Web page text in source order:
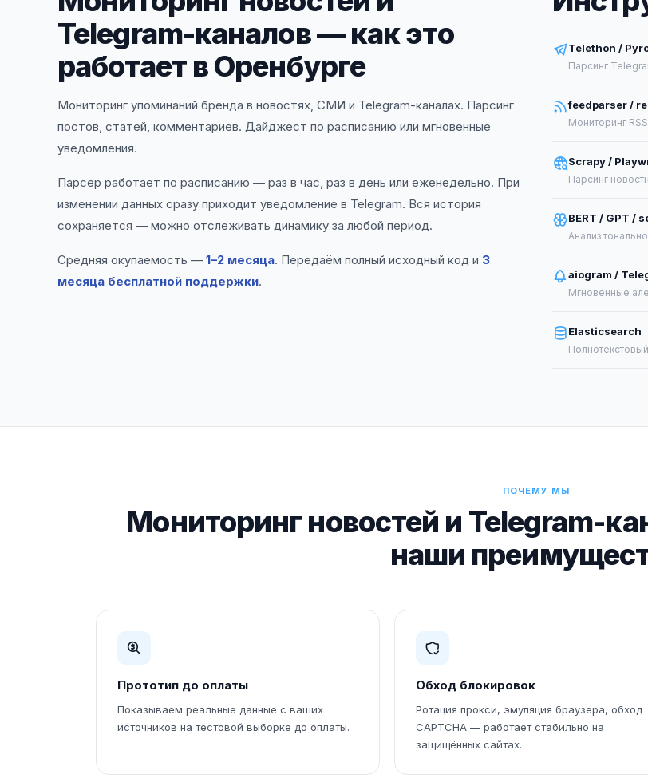
Telegram-каналов — как это
работает в Оренбурге
Мониторинг упоминаний бренда в новостях, СМИ и Telegram-каналах. Парсинг
постов, статей, комментариев. Дайджест по расписанию или мгновенные
уведомления.
Парсер работает по расписанию — раз в час, раз в день или еженедельно. При
изменении данных сразу приходит уведомление в Telegram. Вся история
сохраняется — можно отслеживать динамику за любой период.
Средняя окупаемость — 1–2 месяца. Передаём полный исходный код и 3
месяца бесплатной поддержки.
Telethon /
Парсинг
feedparser /
Мониторинг
Scrapy /
Парсинг
BERT / GPT /
Анализ
aiogram /
Мгновенные
Elasticsearch
ПОЧЕМУ МЫ
Мониторинг новостей и Telegram-
наши
Прототип до оплаты
Показываем реальные данные с ваших
источников на тестовой выборке до оплаты.
Обход блокировок
Ротация прокси, эмуляция браузера, обход
CAPTCHA — работает стабильно на
защищённых сайтах.